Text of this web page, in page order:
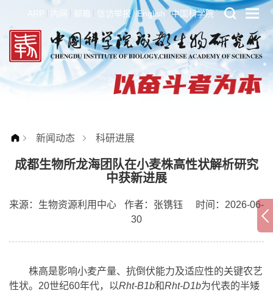
ARP 内网 邮箱 信访举报 English 中国科学院
新闻动态 科研进展
成都生物所龙海团队在小麦株高性状解析研究
中获新进展
来源： 生物资源利用中心 作者： 张镌钰
时间：2026-06-
30
株高是影响小麦产量、抗倒伏能力及适应性的关键农艺
性状。20世纪60年代，以Rht-B1b和Rht-D1b为代表的半矮